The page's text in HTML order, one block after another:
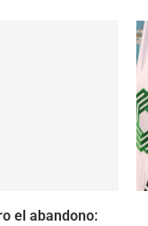
el abandono: